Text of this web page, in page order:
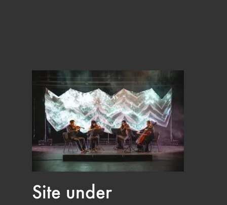
Site under